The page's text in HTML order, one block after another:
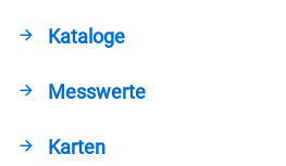
Kataloge
Messwerte
Karten